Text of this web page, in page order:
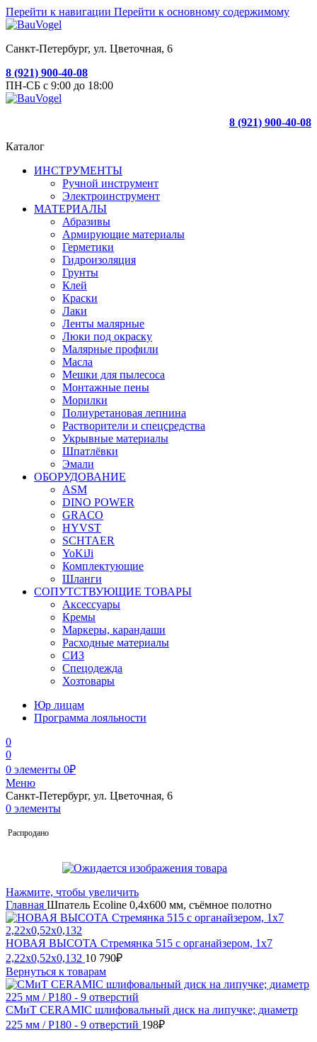
Перейти к навигации Перейти к основному содержимому
Санкт-Петербург, ул. Цветочная, 6
8 (921) 900-40-08
ПН-СБ с 9:00 до 18:00
8 (921) 900-40-08
Каталог
ИНСТРУМЕНТЫ
Ручной инструмент
Электроинструмент
МАТЕРИАЛЫ
Абразивы
Армирующие материалы
Герметики
Гидроизоляция
Грунты
Клей
Краски
Лаки
Ленты малярные
Люки под окраску
Малярные профили
Масла
Мешки для пылесоса
Монтажные пены
Морилки
Полиуретановая лепнина
Растворители и спецсредства
Укрывные материалы
Шпатлёвки
Эмали
ОБОРУДОВАНИЕ
ASM
DINO POWER
GRACO
HYVST
SCHTAER
YoKiJi
Комплектующие
Шланги
СОПУТСТВУЮЩИЕ ТОВАРЫ
Аксессуары
Кремы
Маркеры, карандаши
Расходные материалы
СИЗ
Спецодежда
Хозтовары
Юр лицам
Программа лояльности
0
0
0 элементы 0₽
Меню
Санкт-Петербург, ул. Цветочная, 6
0 элементы
Распродано
Нажмите, чтобы увеличить
Главная Шпатель Ecoline 0,4х600 мм, съёмное полотно
НОВАЯ ВЫСОТА Стремянка 515 с органайзером, 1х7
2,22х0,52х0,132 10 790₽
Вернуться к товарам
СМиТ CERAMIC шлифовальный диск на липучке; диаметр
225 мм / P180 - 9 отверстий 198₽